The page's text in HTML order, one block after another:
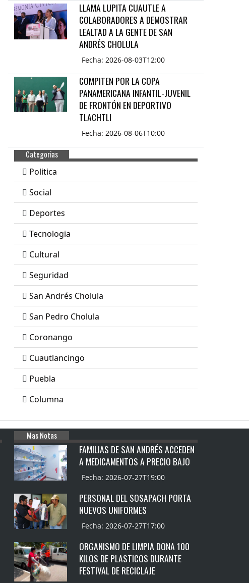
LLAMA LUPITA CUAUTLE A
COLABORADORES A DEMOSTRAR
LEALTAD A LA GENTE DE SAN
ANDRÉS CHOLULA
Fecha: 2026-08-03T12:00
COMPITEN POR LA COPA
PANAMERICANA INFANTIL-JUVENIL
DE FRONTÓN EN DEPORTIVO
TLACHTLI
Fecha: 2026-08-06T10:00
Categorias
Politica
Social
Deportes
Tecnologia
Cultural
Seguridad
San Andrés Cholula
San Pedro Cholula
Coronango
Cuautlancingo
Puebla
Columna
Mas Notas
FAMILIAS DE SAN ANDRÉS ACCEDEN
A MEDICAMENTOS A PRECIO BAJO
Fecha: 2026-07-27T19:00
PERSONAL DEL SOSAPACH PORTA
NUEVOS UNIFORMES
Fecha: 2026-07-27T17:00
ORGANISMO DE LIMPIA DONA 100
KILOS DE PLASTICOS DURANTE
FESTIVAL DE RECICLAJE